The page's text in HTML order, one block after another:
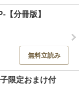
分冊版】
無料立読み
限定おまけ付